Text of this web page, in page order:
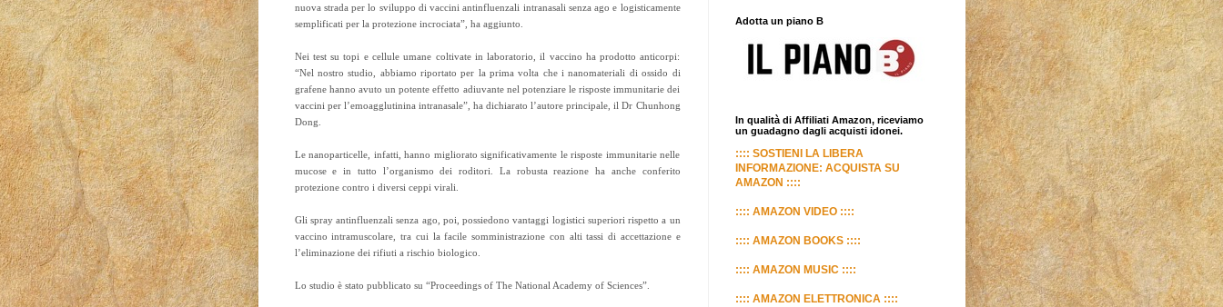
nuova strada per lo sviluppo di vaccini antinfluenzali intranasali senza ago e logisticamente
semplificati per la protezione incrociata”, ha aggiunto.
Nei test su topi e cellule umane coltivate in laboratorio, il vaccino ha prodotto anticorpi:
“Nel nostro studio, abbiamo riportato per la prima volta che i nanomateriali di ossido di
grafene hanno avuto un potente effetto adiuvante nel potenziare le risposte immunitarie dei
vaccini per l’emoagglutinina intranasale”, ha dichiarato l’autore principale, il Dr Chunhong
Dong.
Le nanoparticelle, infatti, hanno migliorato significativamente le risposte immunitarie nelle
mucose e in tutto l’organismo dei roditori. La robusta reazione ha anche conferito
protezione contro i diversi ceppi virali.
Gli spray antinfluenzali senza ago, poi, possiedono vantaggi logistici superiori rispetto a un
vaccino intramuscolare, tra cui la facile somministrazione con alti tassi di accettazione e
l’eliminazione dei rifiuti a rischio biologico.
Lo studio è stato pubblicato su “Proceedings of The National Academy of Sciences”.
Adotta un piano B
In qualità di Affiliati Amazon, riceviamo
un guadagno dagli acquisti idonei.
:::: SOSTIENI LA LIBERA
INFORMAZIONE: ACQUISTA SU
AMAZON ::::
:::: AMAZON VIDEO ::::
:::: AMAZON BOOKS ::::
:::: AMAZON MUSIC ::::
:::: AMAZON ELETTRONICA ::::